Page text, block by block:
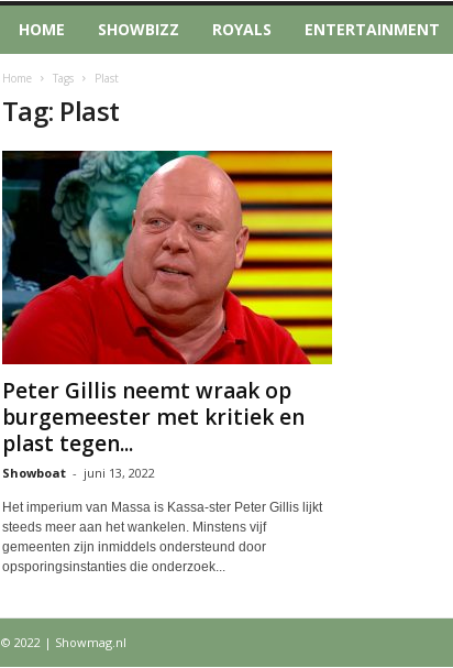
HOME SHOWBIZZ ROYALS ENTERTAINMENT
Home Tags Plast
Tag: Plast
Peter Gillis neemt wraak op
burgemeester met kritiek en
plast tegen...
Showboat - juni 13, 2022
Het imperium van Massa is Kassa-ster Peter Gillis lijkt
steeds meer aan het wankelen. Minstens vijf
gemeenten zijn inmiddels ondersteund door
opsporingsinstanties die onderzoek...
© 2022 | Showmag.nl